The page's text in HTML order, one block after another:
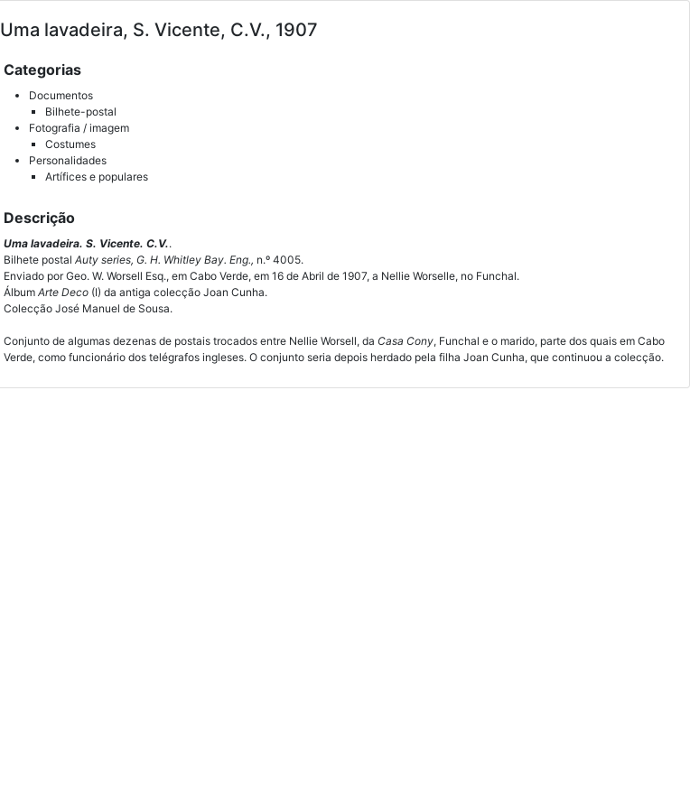
Uma lavadeira, S. Vicente, C.V., 1907
Categorias
Documentos
Bilhete-postal
Fotografia / imagem
Costumes
Personalidades
Artífices e populares
Descrição
Uma lavadeira. S. Vicente. C.V..
Bilhete postalAuty series, G. H. Whitley Bay. Eng., n.º 4005.
Enviado por Geo. W. Worsell Esq., em Cabo Verde, em 16 de Abril de 1907, a Nellie Worselle, no Funchal.
ÁlbumArte Deco (I) da antiga colecção Joan Cunha.
Colecção José Manuel de Sousa.
Conjunto de algumas dezenas de postais trocados entre Nellie Worsell, daCasa Cony, Funchal e o marido, parte dos quais em Cabo
Verde, como funcionário dos telégrafos ingleses. O conjunto seria depois herdado pela filha Joan Cunha, que continuou a colecção.